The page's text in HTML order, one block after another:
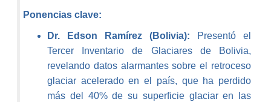
Ponencias clave:
Dr. Edson Ramírez (Bolivia): Presentó el
Tercer Inventario de Glaciares de Bolivia,
revelando datos alarmantes sobre el retroceso
glaciar acelerado en el país, que ha perdido
más del 40% de su superficie glaciar en las